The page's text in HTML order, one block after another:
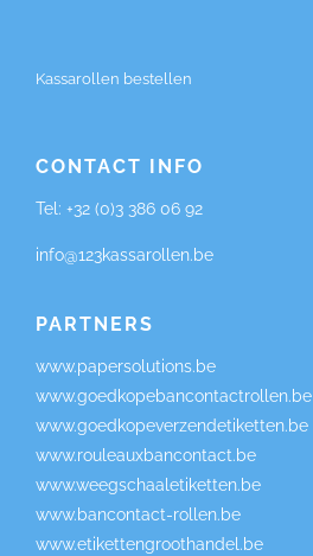
Kassarollen bestellen
CONTACT INFO
Tel: +32 (0)3 386 06 92
info@123kassarollen.be
PARTNERS
www.papersolutions.be
www.goedkopebancontactrollen.be
www.goedkopeverzendetiketten.be
www.rouleauxbancontact.be
www.weegschaaletiketten.be
www.bancontact-rollen.be
www.etikettengroothandel.be